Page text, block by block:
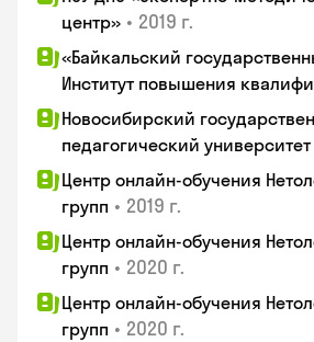
центр» • 2019 г.
«Байкальский
Институт повышения
Новосибирский
педагогический университет
Центр онлайн-обучения
групп • 2019 г.
Центр онлайн-обучения
групп • 2020 г.
Центр онлайн-обучения
групп • 2020 г.